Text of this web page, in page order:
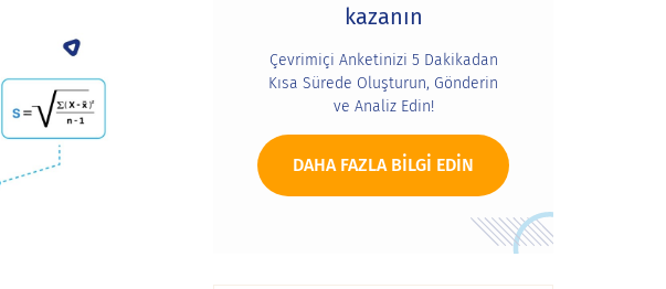
kazanın
Çevrimiçi Anketinizi 5 Dakikadan
Kısa Sürede Oluşturun, Gönderin
ve Analiz Edin!
DAHA FAZLA BILGI EDIN